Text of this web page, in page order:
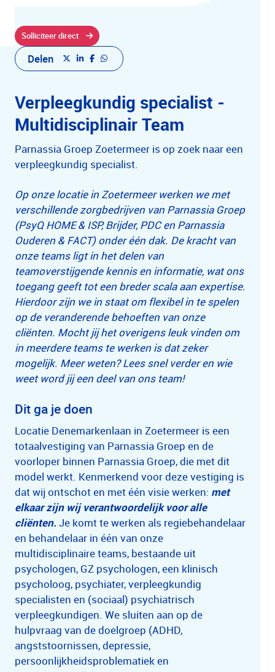
Solliciteer direct
Delen
Verpleegkundig specialist -
Multidisciplinair Team
Parnassia Groep Zoetermeer is op zoek naar een
verpleegkundig specialist.
Op onze locatie in Zoetermeer werken we met
verschillende zorgbedrijven van Parnassia Groep
(PsyQ HOME & ISP, Brijder, PDC en Parnassia
Ouderen & FACT) onder één dak. De kracht van
onze teams ligt in het delen van
teamoverstijgende kennis en informatie, wat ons
toegang geeft tot een breder scala aan expertise.
Hierdoor zijn we in staat om flexibel in te spelen
op de veranderende behoeften van onze
cliënten. Mocht jij het overigens leuk vinden om
in meerdere teams te werken is dat zeker
mogelijk. Meer weten? Lees snel verder en wie
weet word jij een deel van ons team!
Dit ga je doen
Locatie Denemarkenlaan in Zoetermeer is een
totaalvestiging van Parnassia Groep en de
voorloper binnen Parnassia Groep, die met dit
model werkt. Kenmerkend voor deze vestiging is
dat wij ontschot en met één visie werken: met
elkaar zijn wij verantwoordelijk voor alle
cliënten. Je komt te werken als regiebehandelaar
en behandelaar in één van onze
multidisciplinaire teams, bestaande uit
psychologen, GZ psychologen, een klinisch
psycholoog, psychiater, verpleegkundig
specialisten en (sociaal) psychiatrisch
verpleegkundigen. We sluiten aan op de
hulpvraag van de doelgroep (ADHD,
angststoornissen, depressie,
persoonlijkheidsproblematiek en